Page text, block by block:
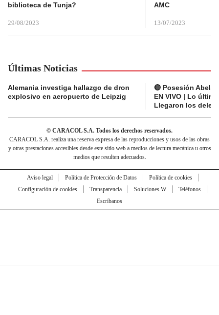
biblioteca de Tunja?
29/08/2023
AMC
13/07/2023
Últimas Noticias
Alemania investiga hallazgo de dron
explosivo en aeropuerto de Leipzig
🔴 Posesión
EN VIVO | Lo
Llegaron los
© CARACOL S.A. Todos los derechos reservados.
CARACOL S.A. realiza una reserva expresa de las reproducciones y usos de las obras
y otras prestaciones accesibles desde este sitio web a medios de lectura mecánica u otros
medios que resulten adecuados.
Aviso legal Política de Protección de Datos
Política de cookies
Configuración de cookies
Transparencia Soluciones W
Teléfonos
Escríbanos